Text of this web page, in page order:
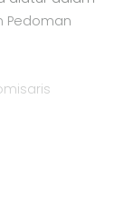
Pedoman